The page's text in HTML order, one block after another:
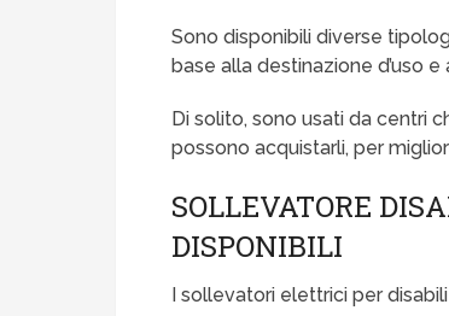
Sono disponibili diverse
base alla destinazione d’uso
Di solito, sono usati da centri
possono acquistarli, per
SOLLEVATORE
DISPONIBILI
I sollevatori elettrici per